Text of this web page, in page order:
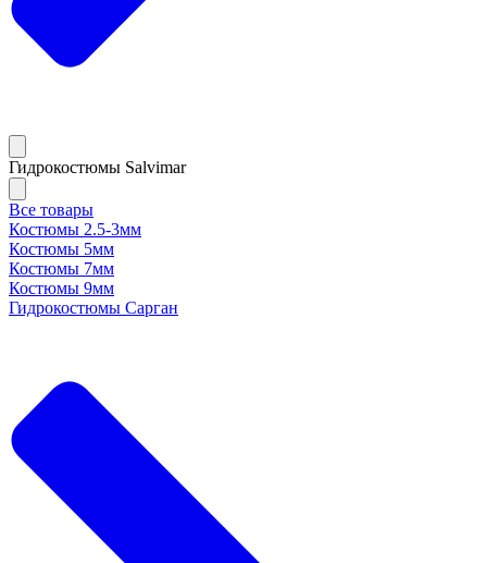
Гидрокостюмы Salvimar
Все товары
Костюмы 2.5-3мм
Костюмы 5мм
Костюмы 7мм
Костюмы 9мм
Гидрокостюмы Сарган